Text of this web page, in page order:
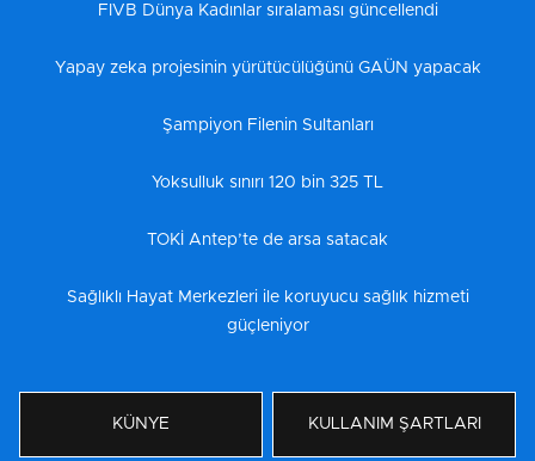
FIVB Dünya Kadınlar sıralaması güncellendi
Yapay zeka projesinin yürütücülüğünü GAÜN yapacak
Şampiyon Filenin Sultanları
Yoksulluk sınırı 120 bin 325 TL
TOKİ Antep’te de arsa satacak
Sağlıklı Hayat Merkezleri ile koruyucu sağlık hizmeti
güçleniyor
KÜNYE KULLANIM ŞARTLARI